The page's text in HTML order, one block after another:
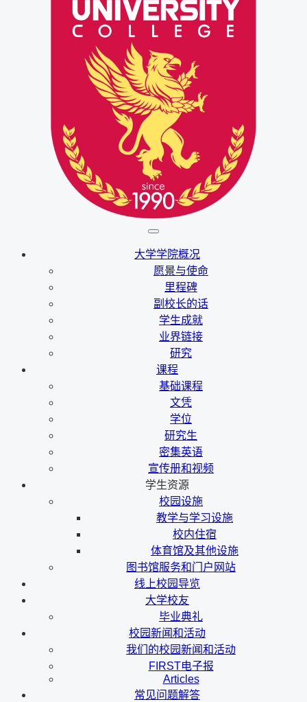
大学学院概况
愿景与使命
里程碑
副校长的话
学生成就
业界链接
研究
课程
基础课程
文凭
学位
研究生
密集英语
宣传册和视频
学生资源
校园设施
教学与学习设施
校内住宿
体育馆及其他设施
图书馆服务和门户网站
线上校园导览
大学校友
毕业典礼
校园新闻和活动
我们的校园新闻和活动
FIRST电子报
Articles
常见问题解答